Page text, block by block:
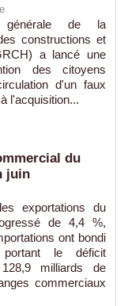
générale de la
constructions et
a lancé une
des citoyens
d'un faux
l'acquisition...
du
juin
exportations du
de 4,4 %,
ont bondi
le déficit
milliards de
commerciaux